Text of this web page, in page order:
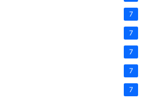
7
7
7
7
7